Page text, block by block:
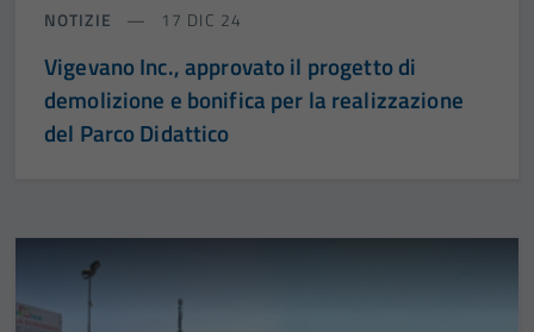
NOTIZIE 17 DIC 24
Vigevano Inc., approvato il progetto di
demolizione e bonifica per la realizzazione
del Parco Didattico